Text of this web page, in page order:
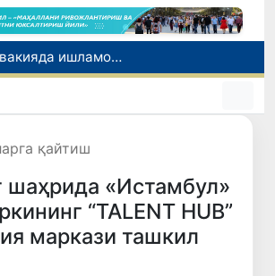
Боланинг фамилиясига отасининг исмини беришга рухсат берилади
Беҳруз Каримов фаолиятини Швейцариянинг «Лугано» клубида давом эттиради
қайтиш
шаҳрида «Истамбул»
“TALENT HUB”
маркази ташкил